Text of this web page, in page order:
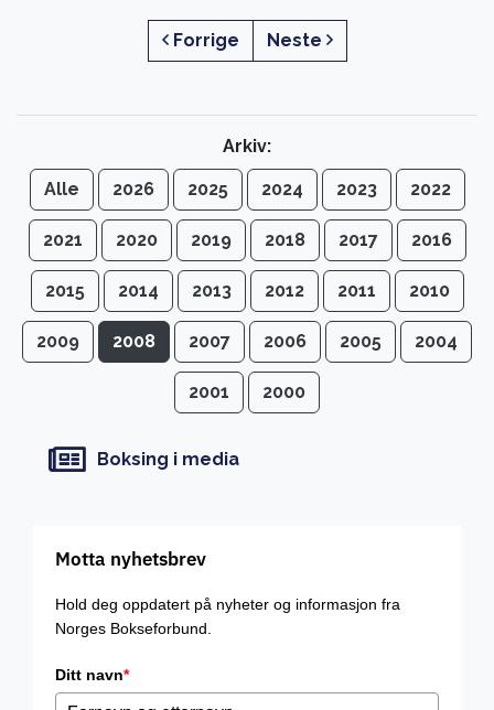
Forrige Neste
Arkiv:
Alle 2026 2025 2024 2023 2022
2021 2020 2019 2018 2017 2016
2015 2014 2013 2012 2011 2010
2009 2008 2007 2006 2005 2004
2001 2000
Boksing i media
Motta nyhetsbrev
Hold deg oppdatert på nyheter og informasjon fra
Norges Bokseforbund.
Ditt navn*